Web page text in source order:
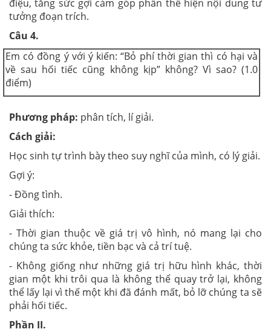
điệu, tăng sức gợi cảm góp phần thể hiện nội dung tư
tưởng đoạn trích.
Câu 4.
Em có đồng ý với ý kiến: “Bỏ phí thời gian thì có hại và
về sau hối tiếc cũng không kịp” không? Vì sao? (1.0
điểm)
Phương pháp: phân tích, lí giải.
Cách giải:
Học sinh tự trình bày theo suy nghĩ của mình, có lý giải.
Gợi ý:
- Đồng tình.
Giải thích:
- Thời gian thuộc về giá trị vô hình, nó mang lại cho
chúng ta sức khỏe, tiền bạc và cả trí tuệ.
- Không giống như những giá trị hữu hình khác, thời
gian một khi trôi qua là không thể quay trở lại, không
thể lấy lại vì thế một khi đã đánh mất, bỏ lỡ chúng ta sẽ
phải hối tiếc.
Phần II.